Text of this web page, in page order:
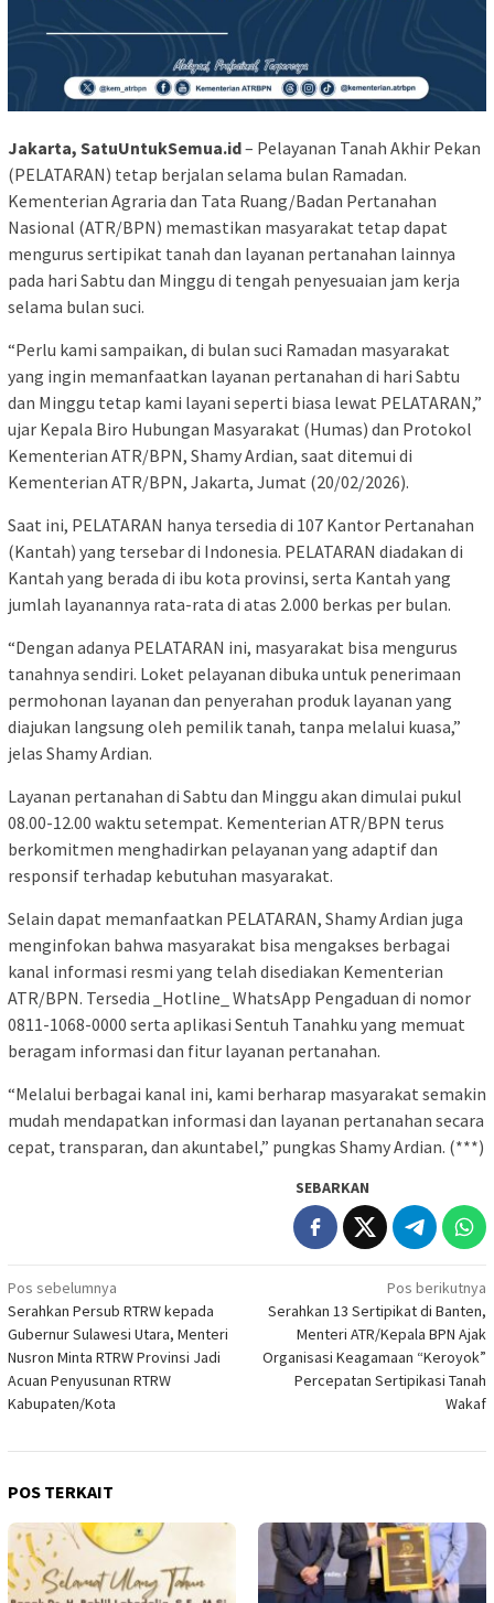
Jakarta, SatuUntukSemua.id– Pelayanan Tanah Akhir Pekan
(PELATARAN) tetap berjalan selama bulan Ramadan.
Kementerian Agraria dan Tata Ruang/Badan Pertanahan
Nasional (ATR/BPN) memastikan masyarakat tetap dapat
mengurus sertipikat tanah dan layanan pertanahan lainnya
pada hari Sabtu dan Minggu di tengah penyesuaian jam kerja
selama bulan suci.
“Perlu kami sampaikan, di bulan suci Ramadan masyarakat
yang ingin memanfaatkan layanan pertanahan di hari Sabtu
dan Minggu tetap kami layani seperti biasa lewat PELATARAN,”
ujar Kepala Biro Hubungan Masyarakat (Humas) dan Protokol
Kementerian ATR/BPN, Shamy Ardian, saat ditemui di
Kementerian ATR/BPN, Jakarta, Jumat (20/02/2026).
Saat ini, PELATARAN hanya tersedia di 107 Kantor Pertanahan
(Kantah) yang tersebar di Indonesia. PELATARAN diadakan di
Kantah yang berada di ibu kota provinsi, serta Kantah yang
jumlah layanannya rata-rata di atas 2.000 berkas per bulan.
“Dengan adanya PELATARAN ini, masyarakat bisa mengurus
tanahnya sendiri. Loket pelayanan dibuka untuk penerimaan
permohonan layanan dan penyerahan produk layanan yang
diajukan langsung oleh pemilik tanah, tanpa melalui kuasa,”
jelas Shamy Ardian.
Layanan pertanahan di Sabtu dan Minggu akan dimulai pukul
08.00-12.00 waktu setempat. Kementerian ATR/BPN terus
berkomitmen menghadirkan pelayanan yang adaptif dan
responsif terhadap kebutuhan masyarakat.
Selain dapat memanfaatkan PELATARAN, Shamy Ardian juga
menginfokan bahwa masyarakat bisa mengakses berbagai
kanal informasi resmi yang telah disediakan Kementerian
ATR/BPN. Tersedia _Hotline_ WhatsApp Pengaduan di nomor
0811-1068-0000 serta aplikasi Sentuh Tanahku yang memuat
beragam informasi dan fitur layanan pertanahan.
“Melalui berbagai kanal ini, kami berharap masyarakat semakin
mudah mendapatkan informasi dan layanan pertanahan secara
cepat, transparan, dan akuntabel,” pungkas Shamy Ardian. (***)
SEBARKAN
Navigasi
pos
Pos sebelumnya
Serahkan Persub RTRW kepada
Gubernur Sulawesi Utara, Menteri
Nusron Minta RTRW Provinsi Jadi
Acuan Penyusunan RTRW
Kabupaten/Kota
Pos berikutnya
Serahkan 13 Sertipikat di Banten,
Menteri ATR/Kepala BPN Ajak
Organisasi Keagamaan “Keroyok”
Percepatan Sertipikasi Tanah
Wakaf
POS TERKAIT